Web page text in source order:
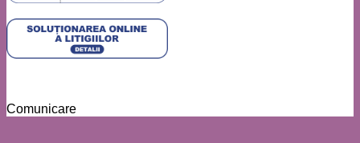
Comunicare